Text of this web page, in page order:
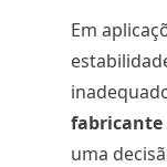
Em
fabricante
uma